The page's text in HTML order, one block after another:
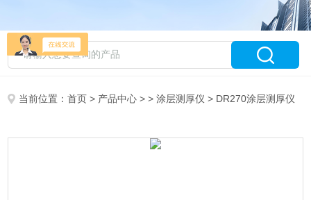
当前位置：首页 > 产品中心 > >涂层测厚仪 > DR270涂层测厚仪